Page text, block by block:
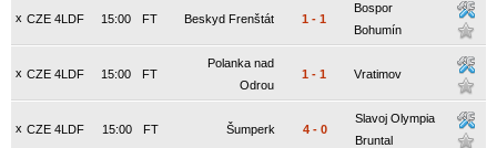
x CZE 4LDF FT
15:00 Beskyd Frenštát 1 - 1
Bospor
Bohumín
x CZE 4LDF FT
15:00
Polanka nad
Odrou
1 - 1 Vratimov
x CZE 4LDF FT
15:00 Šumperk 4 - 0
Slavoj Olympia
Bruntal